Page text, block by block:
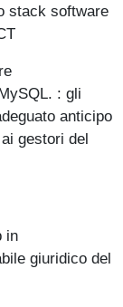
stack software
: gli
anticipo
gestori del
in
giuridico del